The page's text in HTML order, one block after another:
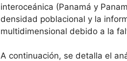
interoceánica (Panamá y
densidad poblacional y la
multidimensional debido a la
A continuación, se detalla el